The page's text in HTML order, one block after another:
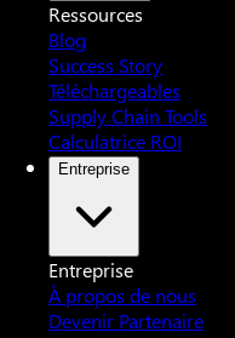
Ressources
Blog
Success Story
Téléchargeables
Supply Chain Tools
Calculatrice ROI
Entreprise
Entreprise
À propos de nous
Devenir Partenaire